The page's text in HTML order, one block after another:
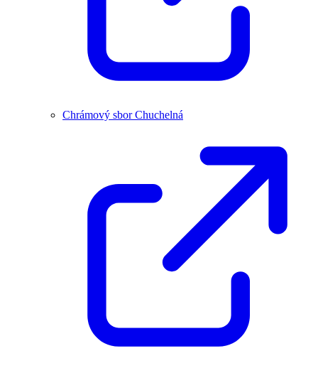
Chrámový sbor Chuchelná